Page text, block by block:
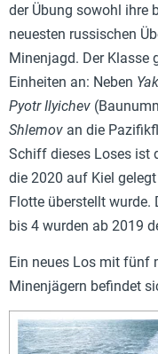
der Übung sowohl ihre
neuesten russischen
Minenjagd. Der Klasse
Einheiten an: Neben
Pyotr Ilyichev
Shlemov an die
Schiff dieses Loses ist
die 2020 auf Kiel
Flotte überstellt wurde.
bis 4 wurden ab 2019
Ein neues Los mit fünf
Minenjägern befindet